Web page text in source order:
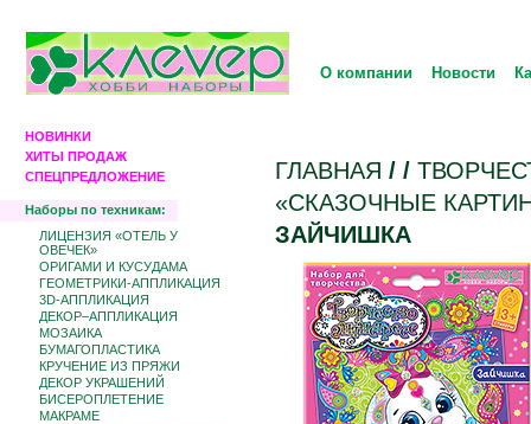
О компании Новости
НОВИНКИ
ХИТЫ ПРОДАЖ
СПЕЦПРЕДЛОЖЕНИЕ
Наборы по техникам:
ЛИЦЕНЗИЯ «ОТЕЛЬ У
ОВЕЧЕК»
ОРИГАМИ И КУСУДАМА
ГЕОМЕТРИКИ-АППЛИКАЦИЯ
3D-АППЛИКАЦИЯ
ДЕКОР–АППЛИКАЦИЯ
МОЗАИКА
БУМАГОПЛАСТИКА
КРУЧЕНИЕ ИЗ ПРЯЖИ
ДЕКОР УКРАШЕНИЙ
БИCЕРОПЛЕТЕНИЕ
МАКРАМЕ
ГЛАВНАЯ / /
«СКАЗОЧНЫЕ
ЗАЙЧИШКА